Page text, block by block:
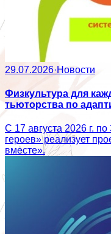
29.07.2026·Новости
Физкультура для
тьюторства по
С 17 августа 2026 г.
героев» реализует
вместе».